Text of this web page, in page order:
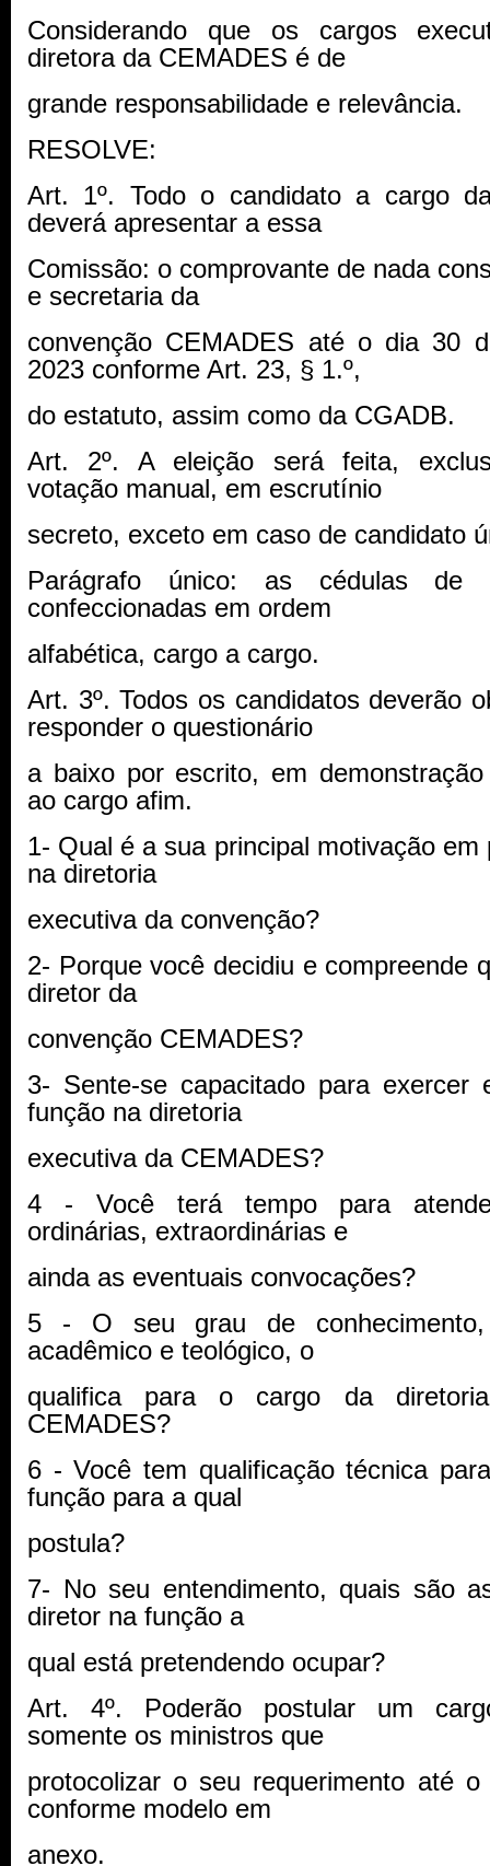
Considerando que os cargos
diretora da CEMADES é de
grande responsabilidade e relevância.
RESOLVE:
Art. 1º. Todo o candidato a cargo
deverá apresentar a essa
Comissão: o comprovante de nada
e secretaria da
convenção CEMADES até o dia 30
2023 conforme Art. 23, § 1.º,
do estatuto, assim como da CGADB.
Art. 2º. A eleição será feita,
votação manual, em escrutínio
secreto, exceto em caso de candidato
Parágrafo único: as cédulas de
confeccionadas em ordem
alfabética, cargo a cargo.
Art. 3º. Todos os candidatos deverão
responder o questionário
a baixo por escrito, em
ao cargo afim.
1- Qual é a sua principal motivação em
na diretoria
executiva da convenção?
2- Porque você decidiu e compreende
diretor da
convenção CEMADES?
3- Sente-se capacitado para exercer
função na diretoria
executiva da CEMADES?
4 - Você terá tempo para
ordinárias, extraordinárias e
ainda as eventuais convocações?
5 - O seu grau de conhecimento,
acadêmico e teológico, o
qualifica para o cargo da
CEMADES?
6 - Você tem qualificação técnica
função para a qual
postula?
7- No seu entendimento, quais são
diretor na função a
qual está pretendendo ocupar?
Art. 4º. Poderão postular um
somente os ministros que
protocolizar o seu requerimento até o
conforme modelo em
anexo.